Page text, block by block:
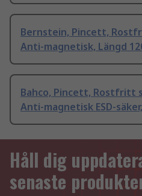
Bernstein, Pincett,
Anti-magnetisk, Längd
Bahco, Pincett, Rostfritt
Anti-magnetisk ESD-
Håll dig
senaste